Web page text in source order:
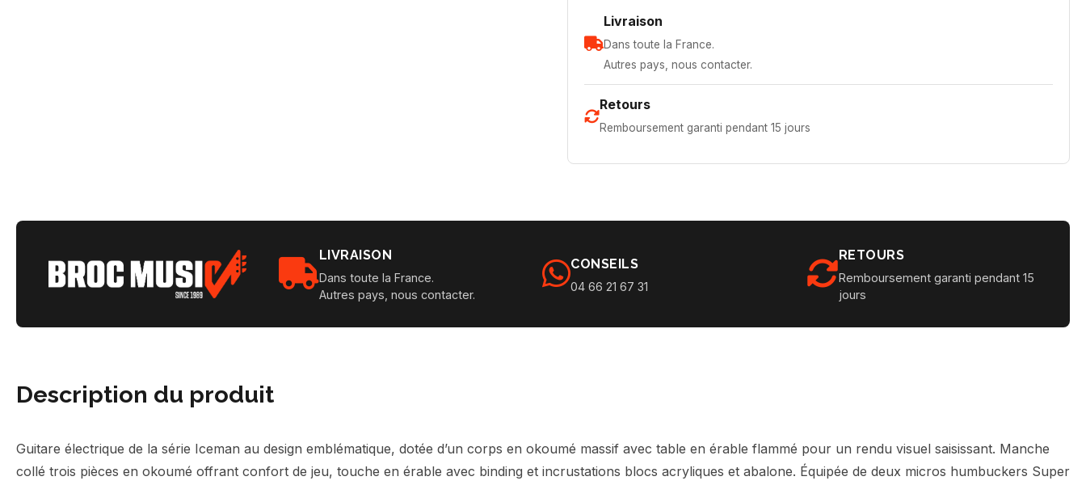
Livraison
Dans toute la France.
Autres pays, nous contacter.
Retours
Remboursement garanti pendant 15 jours
LIVRAISON
Dans toute la France.
Autres pays, nous contacter.
CONSEILS
04 66 21 67 31
RETOURS
Remboursement garanti pendant 15
jours
Description du produit
Guitare électrique de la série Iceman au design emblématique, dotée d’un corps en okoumé massif avec table en érable flammé pour un rendu visuel saisissant. Manche
collé trois pièces en okoumé offrant confort de jeu, touche en érable avec binding et incrustations blocs acryliques et abalone. Équipée de deux micros humbuckers Super